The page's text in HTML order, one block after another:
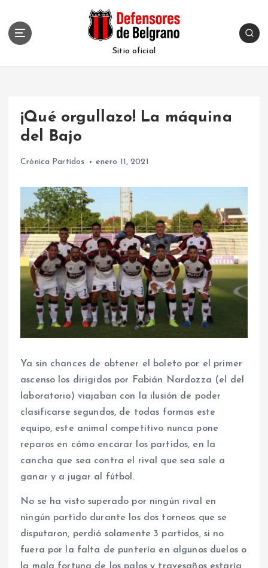
Sitio oficial
¡Qué orgullazo! La máquina
del Bajo
Crónica Partidos enero 11, 2021
Ya sin chances de obtener el boleto por el primer
ascenso los dirigidos por Fabián Nardozza (el del
laboratorio) viajaban con la ilusión de poder
clasificarse segundos, de todas formas este
equipo, este animal competitivo nunca pone
reparos en cómo encarar los partidos, en la
cancha que sea contra el rival que sea sale a
ganar y a jugar al fútbol.
No se ha visto superado por ningún rival en
ningún partido durante los dos torneos que se
disputaron, perdió solamente 3 partidos, si no
fuera por la falta de puntería en algunos duelos o